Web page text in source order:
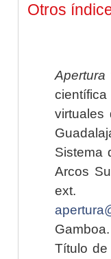
Otros
Apertura
virtuales
Sistema
Arcos
Título de